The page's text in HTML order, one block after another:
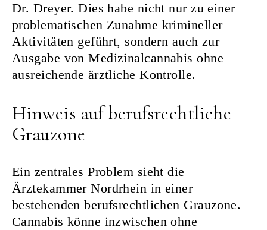
Dr. Dreyer. Dies habe nicht nur zu einer
problematischen Zunahme krimineller
Aktivitäten geführt, sondern auch zur
Ausgabe von Medizinalcannabis ohne
ausreichende ärztliche Kontrolle.
Hinweis auf berufsrechtliche
Grauzone
Ein zentrales Problem sieht die
Ärztekammer Nordrhein in einer
bestehenden berufsrechtlichen Grauzone.
Cannabis könne inzwischen ohne